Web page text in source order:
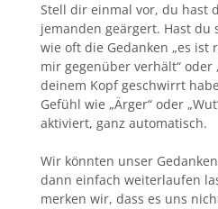
Stell dir einmal vor, du hast
jemanden geärgert. Hast du
wie oft die Gedanken „es ist
mir gegenüber verhält“ oder
deinem Kopf geschwirrt
Gefühl wie „Ärger“ oder
aktiviert, ganz automatisch.
Wir könnten unser
dann einfach weiterlaufen
merken wir, dass es uns